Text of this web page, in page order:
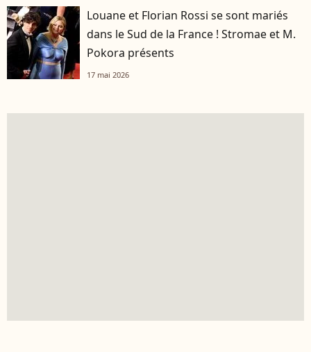
Louane et Florian Rossi se sont mariés
dans le Sud de la France ! Stromae et M.
Pokora présents
17 mai 2026